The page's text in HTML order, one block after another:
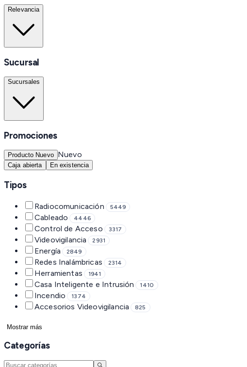
Relevancia
Sucursal
Sucursales
Promociones
Producto Nuevo Nuevo
Caja abierta En existencia
Tipos
Radiocomunicación 5449
Cableado 4446
Control de Acceso 3317
Videovigilancia 2931
Energía 2849
Redes Inalámbricas 2314
Herramientas 1941
Casa Inteligente e Intrusión 1410
Incendio 1374
Accesorios Videovigilancia 825
Mostrar más
Categorías